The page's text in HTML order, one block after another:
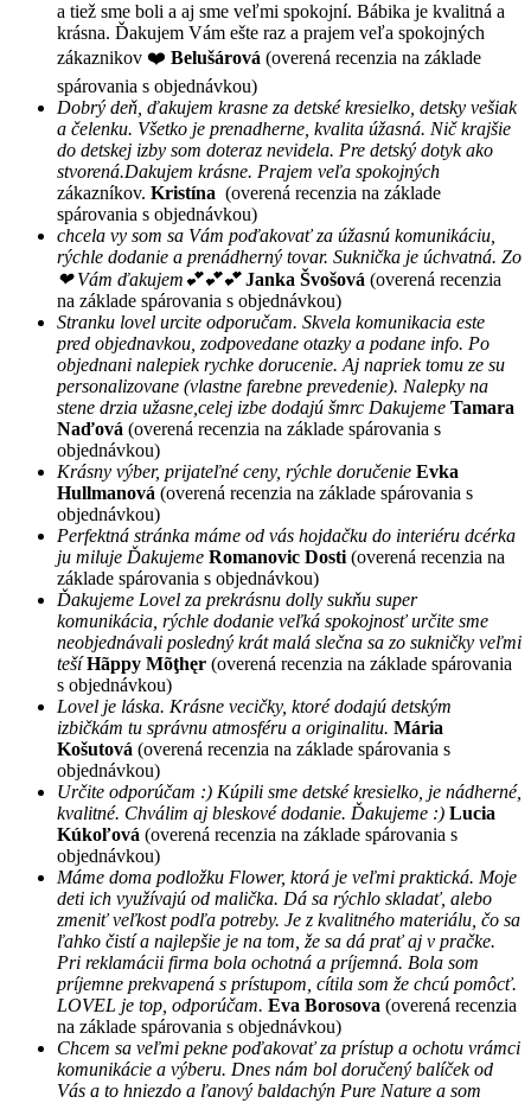
a tiež sme boli a aj sme veľmi spokojní. Bábika je kvalitná a
krásna. Ďakujem Vám ešte raz a prajem veľa spokojných
zákaznikov ❤️ Belušárová (overená recenzia na základe
spárovania s objednávkou)
Dobrý deň, ďakujem krasne za detské kresielko, detsky vešiak
a čelenku. Všetko je prenadherne, kvalita úžasná. Nič krajšie
do detskej izby som doteraz nevidela. Pre detský dotyk ako
stvorená.Dakujem krásne. Prajem veľa spokojných
zákazníkov. Kristína (overená recenzia na základe
spárovania s objednávkou)
chcela vy som sa Vám poďakovať za úžasnú komunikáciu,
rýchle dodanie a prenádherný tovar. Suknička je úchvatná. Zo
❤ Vám ďakujem💕💕💕 Janka Švošová (overená recenzia
na základe spárovania s objednávkou)
Stranku lovel urcite odporučam. Skvela komunikacia este
pred objednavkou, zodpovedane otazky a podane info. Po
objednani nalepiek rychke dorucenie. Aj napriek tomu ze su
personalizovane (vlastne farebne prevedenie). Nalepky na
stene drzia užasne,celej izbe dodajú šmrc Dakujeme Tamara
Naďová (overená recenzia na základe spárovania s
objednávkou)
Krásny výber, prijateľné ceny, rýchle doručenie Evka
Hullmanová (overená recenzia na základe spárovania s
objednávkou)
Perfektná stránka máme od vás hojdačku do interiéru dcérka
ju miluje Ďakujeme Romanovic Dosti (overená recenzia na
základe spárovania s objednávkou)
Ďakujeme Lovel za prekrásnu dolly sukňu super
komunikácia, rýchle dodanie veľká spokojnosť určite sme
neobjednávali posledný krát malá slečna sa zo sukničky veľmi
tešíHãppy Mõţhęr (overená recenzia na základe spárovania
s objednávkou)
Lovel je láska. Krásne vecičky, ktoré dodajú detským
izbičkám tu správnu atmosféru a originalitu. Mária
Košutová (overená recenzia na základe spárovania s
objednávkou)
Určite odporúčam :) Kúpili sme detské kresielko, je nádherné,
kvalitné. Chválim aj bleskové dodanie. Ďakujeme :) Lucia
Kúkoľová (overená recenzia na základe spárovania s
objednávkou)
Máme doma podložku Flower, ktorá je veľmi praktická. Moje
deti ich využívajú od malička. Dá sa rýchlo skladať, alebo
zmeniť veľkost podľa potreby. Je z kvalitného materiálu, čo sa
ľahko čistí a najlepšie je na tom, že sa dá prať aj v pračke.
Pri reklamácii firma bola ochotná a príjemná. Bola som
príjemne prekvapená s prístupom, cítila som že chcú pomôcť.
LOVEL je top, odporúčam. Eva Borosova (overená recenzia
na základe spárovania s objednávkou)
Chcem sa veľmi pekne poďakovať za prístup a ochotu vrámci
komunikácie a výberu. Dnes nám bol doručený balíček od
Vás a to hniezdo a ľanový baldachýn Pure Nature a som